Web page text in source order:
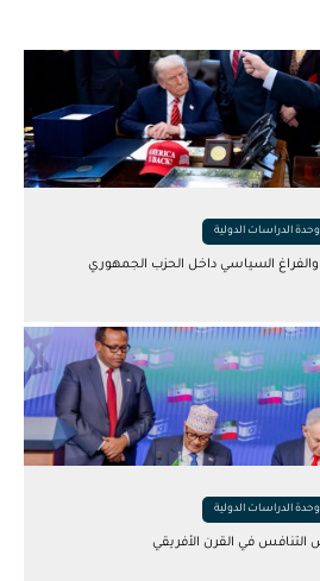
وحدة الدراسات الدولية
السياسي داخل الحزب الجمهوري
وحدة الدراسات الدولية
التنافس في القرن الأفريقي